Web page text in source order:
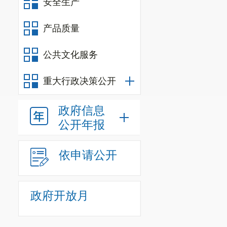
安全生产
产品质量
公共文化服务
重大行政决策公开
政府信息
公开年报
依申请公开
政府开放月